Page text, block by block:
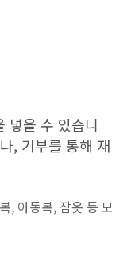
넣을 수 있습니
, 기부를 통해 재
, 아동복, 잠옷 등 모